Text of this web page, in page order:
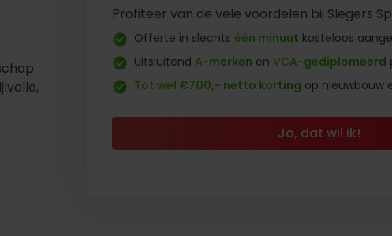
Profiteer van de vele voordelen bij Slegers
Offerte in slechts één minuut kosteloos
Uitsluitend A-merken en VCA-gediplomeerd
Tot wel €700,- netto korting op nieuwbouw
Ja, dat wil ik!